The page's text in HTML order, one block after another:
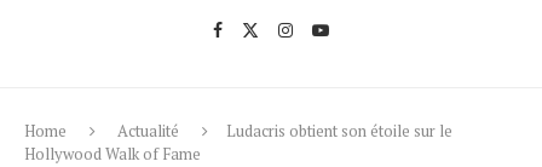
Home Actualité
Ludacris obtient son étoile sur le
Hollywood Walk of Fame